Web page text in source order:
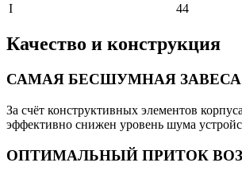
I
44
Качество и конструкция
САМАЯ БЕСШУМНАЯ
За счёт конструктивных элементов
эффективно снижен уровень шума
ОПТИМАЛЬНЫЙ ПРИТОК